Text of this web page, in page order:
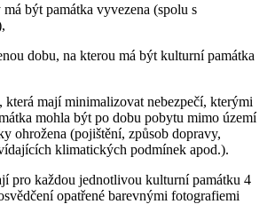
být památka vyvezena (spolu s
dobu, na kterou má být kulturní památka
která mají minimalizovat nebezpečí, kterými
mohla být po dobu pobytu mimo území
ohrožena (pojištění, způsob dopravy,
klimatických podmínek apod.).
pro každou jednotlivou kulturní památku 4
opatřené barevnými fotografiemi